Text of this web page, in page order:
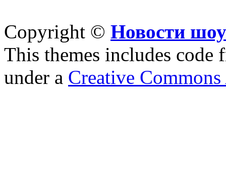
Copyright © Новости
This themes includes code
under a Creative